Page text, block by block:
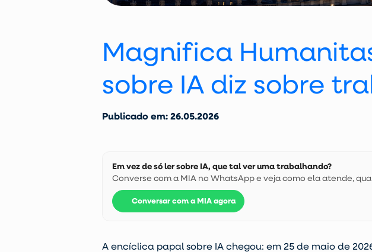
Magnifica
sobre IA diz sobre
Publicado em: 26.05.2026
Em vez de só ler sobre IA, que tal ver uma trabalhando?
Converse com a MIA no WhatsApp e veja como ela atende,
Conversar com a MIA agora
A encíclica papal sobre IA chegou: em 25 de maio de